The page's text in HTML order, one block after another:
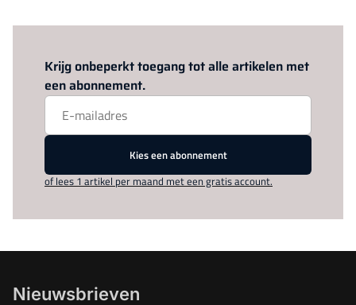
Krijg onbeperkt toegang tot alle artikelen met
een abonnement.
Kies een abonnement
of lees 1 artikel per maand met een gratis account.
Nieuwsbrieven